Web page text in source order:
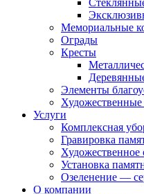
Мемориальные
Ограды
Кресты
Элементы
Услуги
Комплексная
Гравировка
Установка
Озеленение —
О компании